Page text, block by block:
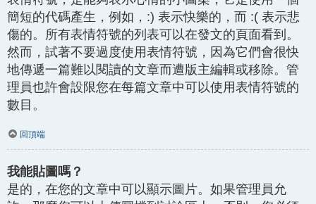
簡短的代碼產生，例如，:) 表示快樂的，而 :( 表示悲
傷的。所有表情符號的列表可以在發文的頁面看到。
然而，試著不要過度使用表情符號，因為它們會很快
地傳遞一篇難以閱讀的文章而遭版主編輯或移除。管
理員也許會設限您在每篇文章中可以使用表情符號的
數目。
回頂端
我能貼圖嗎？
是的，在您的文章中可以顯示圖片。如果管理員允